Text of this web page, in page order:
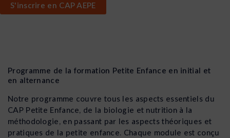
S'inscrire en CAP AEPE
Programme de la formation Petite Enfance en initial et
en alternance
Notre programme couvre tous les aspects essentiels du
CAP Petite Enfance, de la biologie et nutrition à la
méthodologie, en passant par les aspects théoriques et
pratiques de la petite enfance. Chaque module est conçu